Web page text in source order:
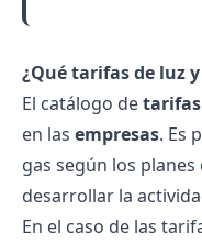
¿Qué tarifas de luz
El catálogo detarifas
en las empresas. Es
gas según los
desarrollar la
En el caso de las